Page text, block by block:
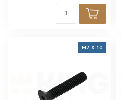
M2 X 10